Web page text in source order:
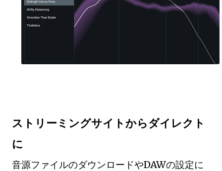
ストリーミングサイトからダイレクト
に
音源ファイルのダウンロードやDAWの設定に